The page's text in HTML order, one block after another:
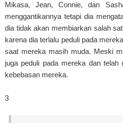
Mikasa, Jean, Connie, dan
menggantikannya tetapi dia
dia tidak akan membiarkan salah
karena dia terlalu peduli pada
saat mereka masih muda. Meski
juga peduli pada mereka dan telah
kebebasan mereka.
3